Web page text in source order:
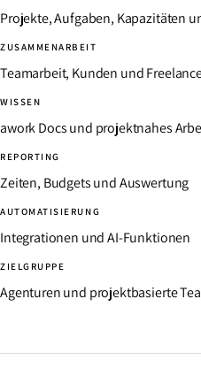
Projekte, Aufgaben, Kapazitäten
ZUSAMMENARBEIT
Teamarbeit, Kunden und
WISSEN
awork Docs und projektnahes
REPORTING
Zeiten, Budgets und Auswertung
AUTOMATISIERUNG
Integrationen und AI-Funktionen
ZIELGRUPPE
Agenturen und projektbasierte